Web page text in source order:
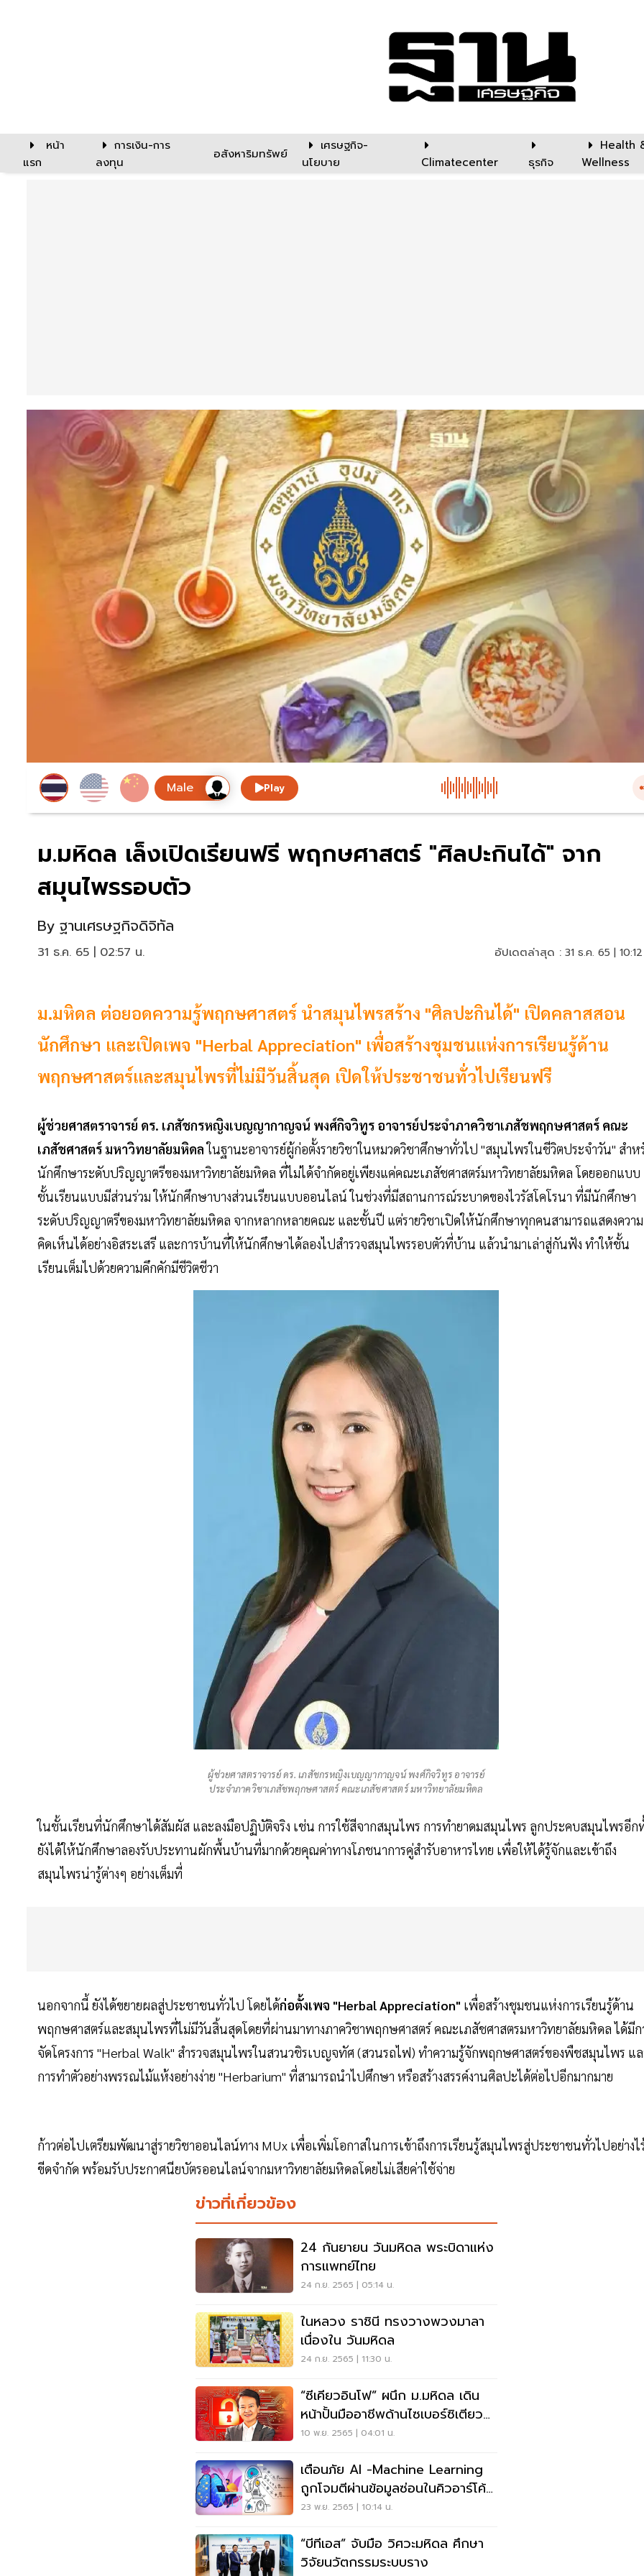
หน้า
แรก
การเงิน-การ
ลงทุน
อสังหาริมทรัพย์
เศรษฐกิจ-
นโยบาย
Climatecenter ธุรกิจ
Health
Wellness
Play
ม.มหิดล เล็งเปิดเรียนฟรี พฤกษศาสตร์ "ศิลปะกินได้" จาก
สมุนไพรรอบตัว
By ฐานเศรษฐกิจดิจิทัล
31 ธ.ค. 65 | 02:57 น. อัปเดตล่าสุด : 31 ธ.ค. 65 |
ม.มหิดล ต่อยอดความรู้พฤกษศาสตร์ นำสมุนไพรสร้าง "ศิลปะกินได้" เปิดคลาสสอน
นักศึกษา และเปิดเพจ "Herbal Appreciation" เพื่อสร้างชุมชนแห่งการเรียนรู้ด้าน
พฤกษศาสตร์และสมุนไพรที่ไม่มีวันสิ้นสุด เปิดให้ประชาชนทั่วไปเรียนฟรี
ผู้ช่วยศาสตราจารย์ ดร. เภสัชกรหญิงเบญญากาญจน์ พงศ์กิจวิทูร อาจารย์ประจำภาควิชาเภสัชพฤกษศาสตร์ คณะ
เภสัชศาสตร์ มหาวิทยาลัยมหิดลในฐานะอาจารย์ผู้ก่อตั้งรายวิชาในหมวดวิชาศึกษาทั่วไป "สมุนไพรในชีวิตประจำวัน" สำห
นักศึกษาระดับปริญญาตรีของมหาวิทยาลัยมหิดล ที่ไม่ได้จำกัดอยู่เพียงแค่คณะเภสัชศาสตร์มหาวิทยาลัยมหิดล โดยออกแบบ
ชั้นเรียนแบบมีส่วนร่วม ให้นักศึกษาบางส่วนเรียนแบบออนไลน์ ในช่วงที่มีสถานการณ์ระบาดของไวรัสโคโรนา ที่มีนักศึกษา
ระดับปริญญาตรีของมหาวิทยาลัยมหิดล จากหลากหลายคณะ และชั้นปี แต่รายวิชาเปิดให้นักศึกษาทุกคนสามารถแสดงความ
คิดเห็นได้อย่างอิสระเสรี และการบ้านที่ให้นักศึกษาได้ลองไปสำรวจสมุนไพรรอบตัวที่บ้าน แล้วนำมาเล่าสู่กันฟัง ทำให้ชั้น
เรียนเต็มไปด้วยความคึกคักมีชีวิตชีวา
ผู้ช่วยศาสตราจารย์ ดร. เภสัชกรหญิงเบญญากาญจน์ พงศ์กิจวิทูร อาจารย์
ประจำภาควิชาเภสัชพฤกษศาสตร์ คณะเภสัชศาสตร์ มหาวิทยาลัยมหิดล
ในชั้นเรียนที่นักศึกษาได้สัมผัส และลงมือปฏิบัติจริง เช่น การใช้สีจากสมุนไพร การทำยาดมสมุนไพร ลูกประคบสมุนไพรอีก
ยังได้ให้นักศึกษาลองรับประทานผักพื้นบ้านที่มากด้วยคุณค่าทางโภชนาการคู่สำรับอาหารไทย เพื่อให้ได้รู้จักและเข้าถึง
สมุนไพรน่ารู้ต่างๆ อย่างเต็มที่
นอกจากนี้ ยังได้ขยายผลสู่ประชาชนทั่วไป โดยได้ก่อตั้งเพจ "Herbal Appreciation" เพื่อสร้างชุมชนแห่งการเรียนรู้ด้าน
พฤกษศาสตร์และสมุนไพรที่ไม่มีวันสิ้นสุดโดยที่ผ่านมาทางภาควิชาพฤกษศาสตร์ คณะเภสัชศาสตรมหาวิทยาลัยมหิดล ได้มีก
จัดโครงการ "Herbal Walk" สำรวจสมุนไพรในสวนวชิรเบญจทัศ (สวนรถไฟ) ทำความรู้จักพฤกษศาสตร์ของพืชสมุนไพร แ
การทำตัวอย่างพรรณไม้แห้งอย่างง่าย "Herbarium" ที่สามารถนำไปศึกษา หรือสร้างสรรค์งานศิลปะได้ต่อไปอีกมากมาย
ก้าวต่อไปเตรียมพัฒนาสู่รายวิชาออนไลน์ทาง MUx เพื่อเพิ่มโอกาสในการเข้าถึงการเรียนรู้สมุนไพรสู่ประชาชนทั่วไปอย่างไ
ขีดจำกัด พร้อมรับประกาศนียบัตรออนไลน์จากมหาวิทยาลัยมหิดลโดยไม่เสียค่าใช้จ่าย
ข่าวที่เกี่ยวข้อง
24 กันยายน วันมหิดล พระบิดาแห่ง
การแพทย์ไทย
24 ก.ย. 2565 | 05:14 น.
ในหลวง ราชินี ทรงวางพวงมาลา
เนื่องใน วันมหิดล
24 ก.ย. 2565 | 11:30 น.
“ซีเคียวอินโฟ” ผนึก ม.มหิดล เดิน
หน้าปั้นมืออาชีพด้านไซเบอร์ซิเตียวริ
ตี้
10 พ.ย. 2565 | 04:01 น.
เตือนภัย AI -Machine Learning
ถูกโจมตีผ่านข้อมูลซ่อนในคิวอาร์โค้ด
ได้
23 พ.ย. 2565 | 10:14 น.
“บีทีเอส” จับมือ วิศวะมหิดล ศึกษา
วิจัยนวัตกรรมระบบราง